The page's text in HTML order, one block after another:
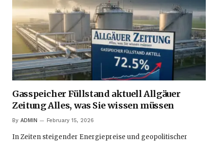
Gasspeicher Füllstand aktuell Allgäuer
Zeitung Alles, was Sie wissen müssen
By ADMIN February 15, 2026
In Zeiten steigender Energiepreise und geopolitischer